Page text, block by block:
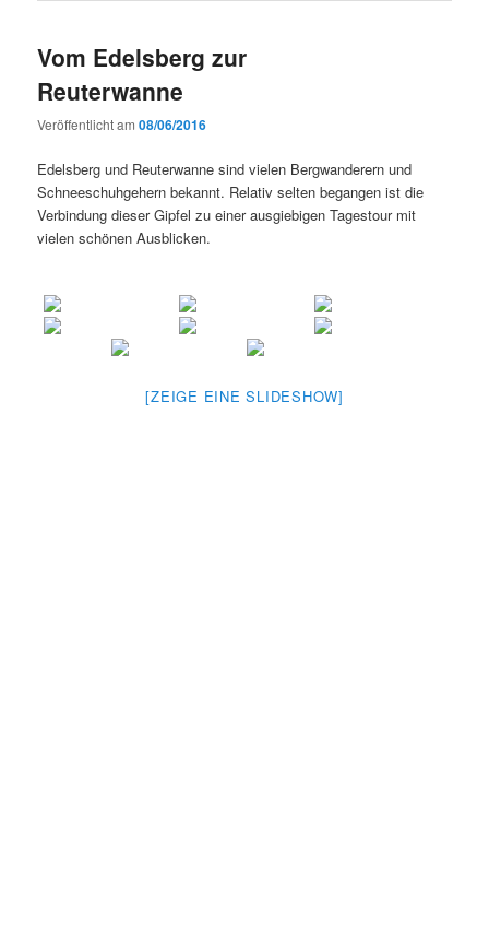
Vom Edelsberg zur
Reuterwanne
Veröffentlicht am08/06/2016
Edelsberg und Reuterwanne sind vielen Bergwanderern und
Schneeschuhgehern bekannt. Relativ selten begangen ist die
Verbindung dieser Gipfel zu einer ausgiebigen Tagestour mit
vielen schönen Ausblicken.
[ZEIGE EINE SLIDESHOW]